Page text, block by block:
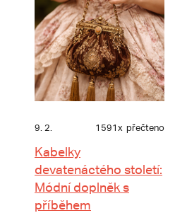
9. 2. 1591x přečteno
Kabelky
devatenáctého století:
Módní doplněk s
příběhem